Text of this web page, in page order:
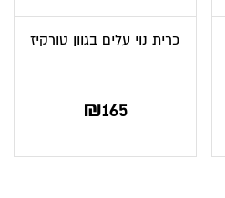
כרית נוי עלים בגוון טורקיז
₪165